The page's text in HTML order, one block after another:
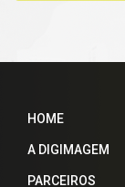
HOME
A DIGIMAGEM
PARCEIROS